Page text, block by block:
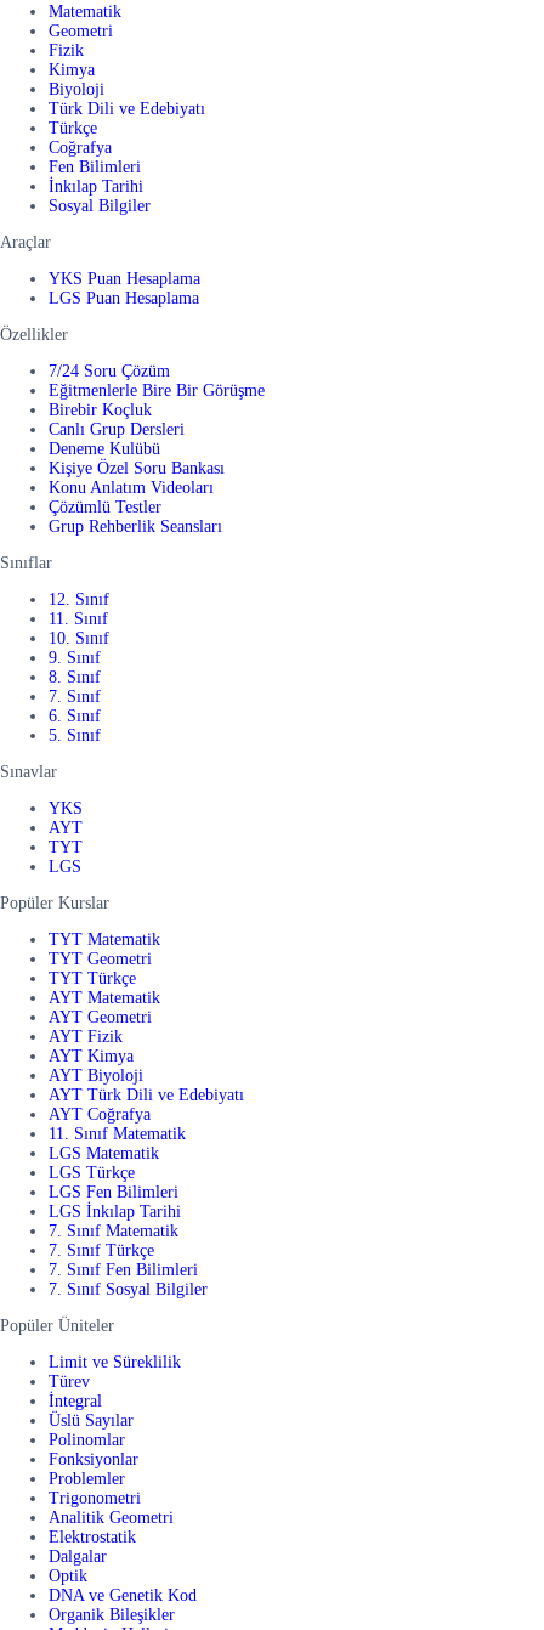
Matematik
Geometri
Fizik
Kimya
Biyoloji
Türk Dili ve Edebiyatı
Türkçe
Coğrafya
Fen Bilimleri
İnkılap Tarihi
Sosyal Bilgiler
Araçlar
YKS Puan Hesaplama
LGS Puan Hesaplama
Özellikler
7/24 Soru Çözüm
Eğitmenlerle Bire Bir Görüşme
Birebir Koçluk
Canlı Grup Dersleri
Deneme Kulübü
Kişiye Özel Soru Bankası
Konu Anlatım Videoları
Çözümlü Testler
Grup Rehberlik Seansları
Sınıflar
12. Sınıf
11. Sınıf
10. Sınıf
9. Sınıf
8. Sınıf
7. Sınıf
6. Sınıf
5. Sınıf
Sınavlar
YKS
AYT
TYT
LGS
Popüler Kurslar
TYT Matematik
TYT Geometri
TYT Türkçe
AYT Matematik
AYT Geometri
AYT Fizik
AYT Kimya
AYT Biyoloji
AYT Türk Dili ve Edebiyatı
AYT Coğrafya
11. Sınıf Matematik
LGS Matematik
LGS Türkçe
LGS Fen Bilimleri
LGS İnkılap Tarihi
7. Sınıf Matematik
7. Sınıf Türkçe
7. Sınıf Fen Bilimleri
7. Sınıf Sosyal Bilgiler
Popüler Üniteler
Limit ve Süreklilik
Türev
İntegral
Üslü Sayılar
Polinomlar
Fonksiyonlar
Problemler
Trigonometri
Analitik Geometri
Elektrostatik
Dalgalar
Optik
DNA ve Genetik Kod
Organik Bileşikler